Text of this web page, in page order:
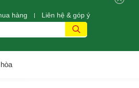
hàng Liên hệ & góp ý